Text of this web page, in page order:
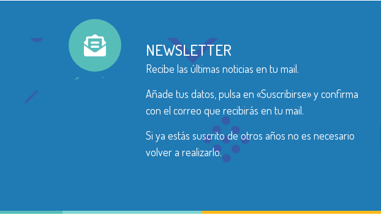
NEWSLETTER
Recibe las últimas noticias en tu mail.
Añade tus datos, pulsa en «Suscribirse» y confirma
con el correo que recibirás en tu mail.
Si ya estás suscrito de otros años no es necesario
volver a realizarlo.